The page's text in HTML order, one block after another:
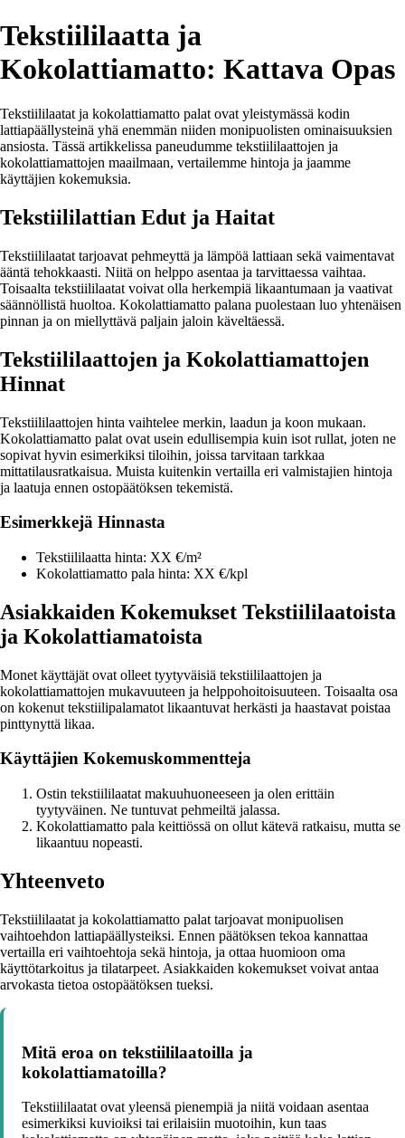
Tekstiililaatta ja
Kokolattiamatto: Kattava Opas
Tekstiililaatat ja kokolattiamatto palat ovat yleistymässä kodin
lattiapäällysteinä yhä enemmän niiden monipuolisten ominaisuuksien
ansiosta. Tässä artikkelissa paneudumme tekstiililaattojen ja
kokolattiamattojen maailmaan, vertailemme hintoja ja jaamme
käyttäjien kokemuksia.
Tekstiililattian Edut ja Haitat
Tekstiililaatat tarjoavat pehmeyttä ja lämpöä lattiaan sekä vaimentavat
ääntä tehokkaasti. Niitä on helppo asentaa ja tarvittaessa vaihtaa.
Toisaalta tekstiililaatat voivat olla herkempiä likaantumaan ja vaativat
säännöllistä huoltoa. Kokolattiamatto palana puolestaan luo yhtenäisen
pinnan ja on miellyttävä paljain jaloin käveltäessä.
Tekstiililaattojen ja Kokolattiamattojen
Hinnat
Tekstiililaattojen hinta vaihtelee merkin, laadun ja koon mukaan.
Kokolattiamatto palat ovat usein edullisempia kuin isot rullat, joten ne
sopivat hyvin esimerkiksi tiloihin, joissa tarvitaan tarkkaa
mittatilausratkaisua. Muista kuitenkin vertailla eri valmistajien hintoja
ja laatuja ennen ostopäätöksen tekemistä.
Esimerkkejä Hinnasta
Tekstiililaatta hinta: XX €/m²
Kokolattiamatto pala hinta: XX €/kpl
Asiakkaiden Kokemukset Tekstiililaatoista
ja Kokolattiamatoista
Monet käyttäjät ovat olleet tyytyväisiä tekstiililaattojen ja
kokolattiamattojen mukavuuteen ja helppohoitoisuuteen. Toisaalta osa
on kokenut tekstiilipalamatot likaantuvat herkästi ja haastavat poistaa
pinttynyttä likaa.
Käyttäjien Kokemuskommentteja
Ostin tekstiililaatat makuuhuoneeseen ja olen erittäin
tyytyväinen. Ne tuntuvat pehmeiltä jalassa.
Kokolattiamatto pala keittiössä on ollut kätevä ratkaisu, mutta se
likaantuu nopeasti.
Yhteenveto
Tekstiililaatat ja kokolattiamatto palat tarjoavat monipuolisen
vaihtoehdon lattiapäällysteiksi. Ennen päätöksen tekoa kannattaa
vertailla eri vaihtoehtoja sekä hintoja, ja ottaa huomioon oma
käyttötarkoitus ja tilatarpeet. Asiakkaiden kokemukset voivat antaa
arvokasta tietoa ostopäätöksen tueksi.
Mitä eroa on tekstiililaatoilla ja
kokolattiamatoilla?
Tekstiililaatat ovat yleensä pienempiä ja niitä voidaan asentaa
esimerkiksi kuvioiksi tai erilaisiin muotoihin, kun taas